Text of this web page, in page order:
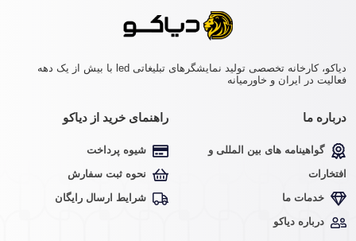
دیاکو، کارخانه تخصصی تولید نمایشگرهای تبلیغاتی led با بیش از یک دهه
فعالیت در ایران و خاورمیانه
درباره ما
گواهینامه های بین المللی و
افتخارات
خدمات ما
درباره دیاکو
راهنمای خرید از دیاکو
شیوه پرداخت
نحوه ثبت سفارش
شرایط ارسال رایگان